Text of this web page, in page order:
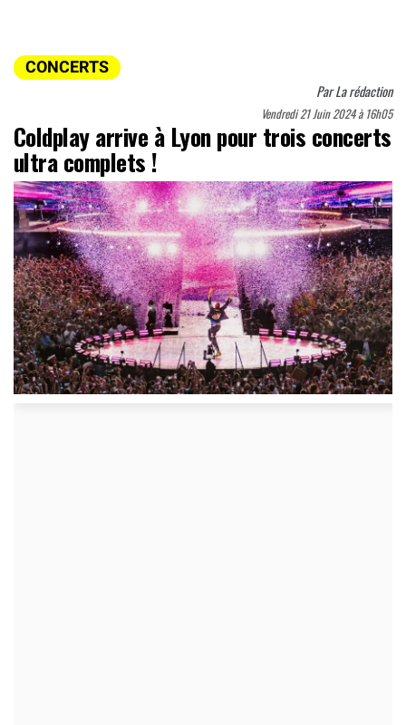
CONCERTS
ParLa rédaction
Vendredi 21 Juin 2024 à 16h05
Coldplay arrive à Lyon pour trois concerts
ultra complets !